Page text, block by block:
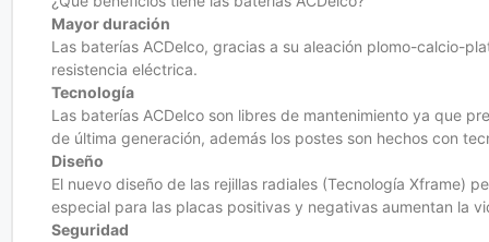
Mayor duración
Las baterías ACDelco, gracias a su aleación plomo-calcio-
resistencia eléctrica.
Tecnología
Las baterías ACDelco son libres de mantenimiento ya que
de última generación, además los postes son hechos con
Diseño
El nuevo diseño de las rejillas radiales (Tecnología Xframe)
especial para las placas positivas y negativas aumentan la
Seguridad